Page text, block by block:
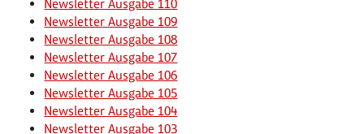
Newsletter Ausgabe 110
Newsletter Ausgabe 109
Newsletter Ausgabe 108
Newsletter Ausgabe 107
Newsletter Ausgabe 106
Newsletter Ausgabe 105
Newsletter Ausgabe 104
Newsletter Ausgabe 103